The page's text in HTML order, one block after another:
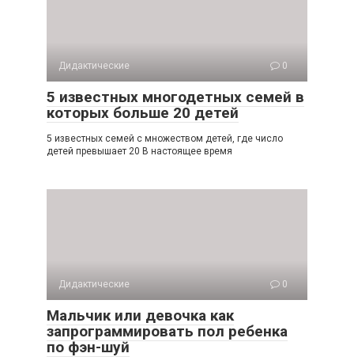
Дидактические 0
5 известных многодетных семей в
которых больше 20 детей
5 известных семей с множеством детей, где число
детей превышает 20 В настоящее время
Дидактические 0
Мальчик или девочка как
запрограммировать пол ребенка
по фэн-шуй